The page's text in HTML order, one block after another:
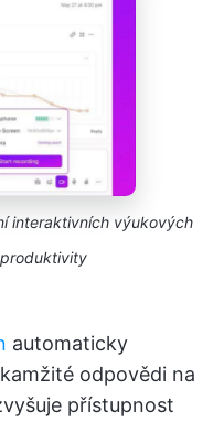
interaktivních výukových
automaticky
odpovědi na
přístupnost